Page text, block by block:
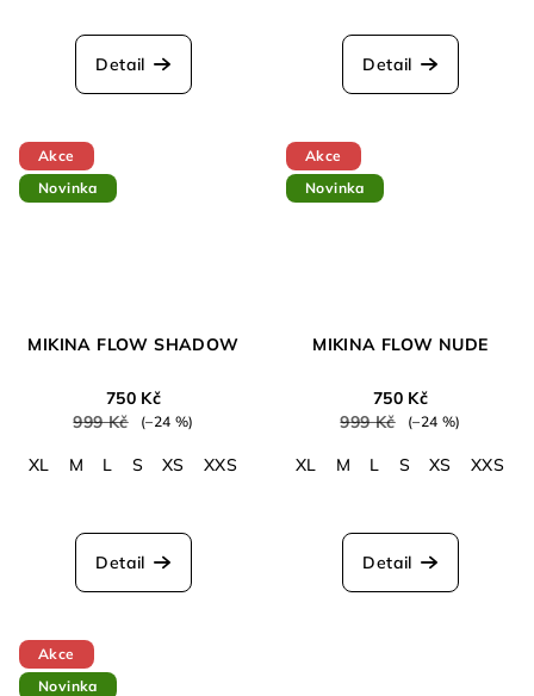
Detail Detail
Akce
Novinka
MIKINA FLOW SHADOW
750 Kč
999 Kč
(–24 %)
XL M L S XS XXS
Detail
Akce
Novinka
MIKINA FLOW NUDE
750 Kč
999 Kč
(–24 %)
XL M L S XS XXS
Detail
Akce
Novinka